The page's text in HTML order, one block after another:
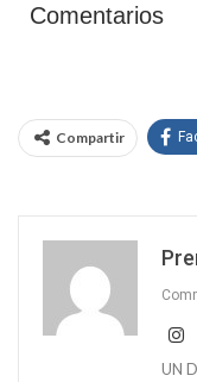
Comentarios
Compartir
UN